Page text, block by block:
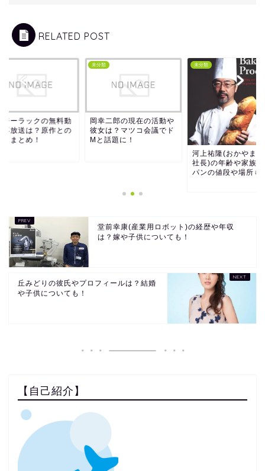
RELATED POST
ジーラックの無料動
再放送は？原作との
もまとめ！
未分類
岡幸二郎の現在の活動や
彼女は？マツコ会議でド
Mと話題に！
未分類
河上祐隆(おかやま
社長)の年齢や家族
パンの値段や場所も
堂前幸康(産業用ロボット)の経歴や年収
は？嫁や子供についても！
丘みどりの彼氏やプロフィールは？結婚
や子供についても！
【自己紹介】